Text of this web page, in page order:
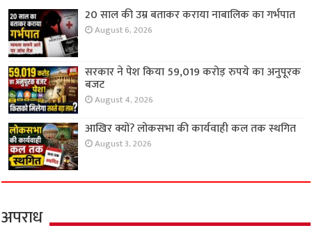
20 साल की उम्र बताकर कराया नाबालिक का गर्भपात
August 6, 2026
सरकार ने पेश किया 59,019 करोड़ रुपये का अनुपूरक
बजट
August 4, 2026
आखिर क्यों? लोकसभा की कार्यवाही कल तक स्थगित
August 3, 2026
अपराध